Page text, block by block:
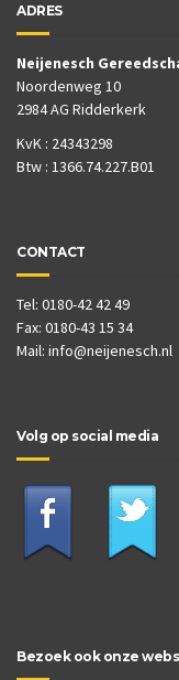
ADRES
Neijenesch
Noordenweg 10
2984 AG Ridderkerk
KvK : 24343298
Btw : 1366.74.227.B01
CONTACT
Tel: 0180-42 42 49
Fax: 0180-43 15 34
Mail: info@neijenesch.nl
Volg op social media
Bezoek ook onze